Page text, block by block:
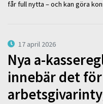
får full nytta – och kan göra
17 april 2026
Nya a-
innebär det för